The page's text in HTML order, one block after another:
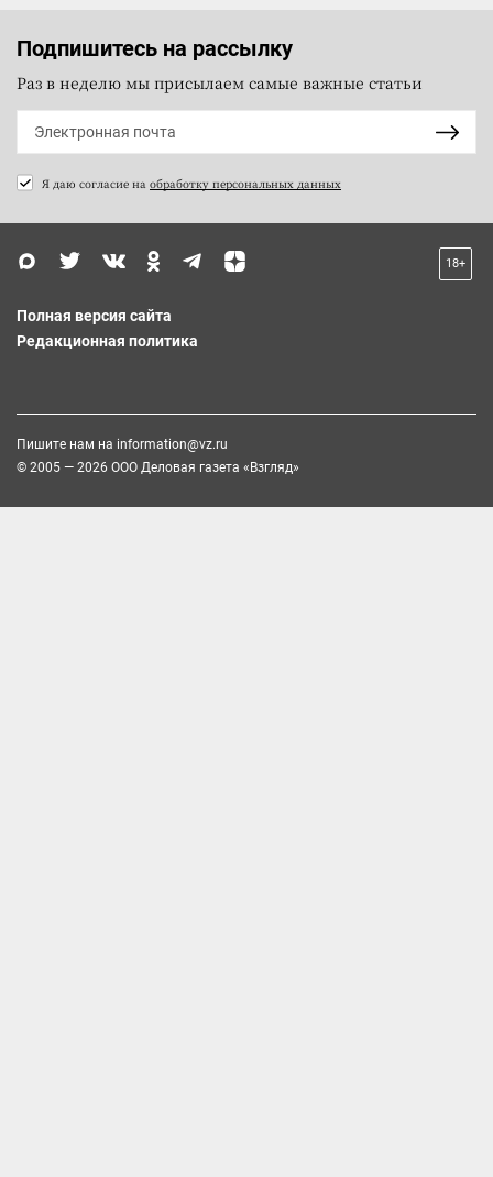
Подпишитесь на рассылку
Раз в неделю мы присылаем самые важные статьи
Я даю согласие на обработку персональных данных
18+
Полная версия сайта
Редакционная политика
Пишите нам на information@vz.ru
© 2005 — 2026 ООО Деловая газета «Взгляд»